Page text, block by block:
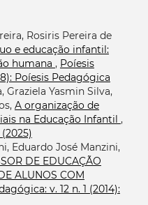
Rosiris Pereira de
e educação infantil:
humana , Poíesis
Poíesis Pedagógica
Graziela Yasmin Silva,
A organização de
na Educação Infantil ,
Eduardo José Manzini,
DE EDUCAÇÃO
ALUNOS COM
v. 12 n. 1 (2014):